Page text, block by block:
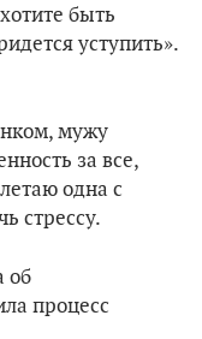
быть
уступить».
мужу
за все,
одна с
стрессу.
об
процесс